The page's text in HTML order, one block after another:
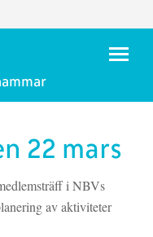
Meny
22 mars
i NBVs
av aktiviteter